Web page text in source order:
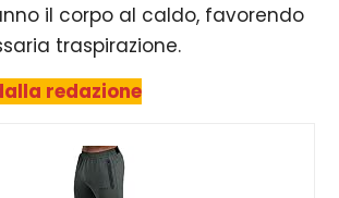
il corpo al caldo, favorendo
traspirazione.
redazione